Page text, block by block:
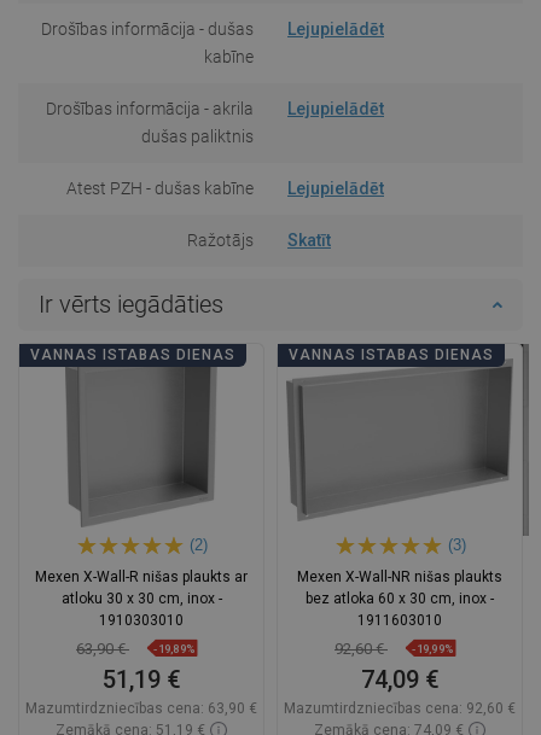
Drošības informācija - dušas
kabīne
Lejupielādēt
Drošības informācija - akrila
dušas paliktnis
Lejupielādēt
Atest PZH - dušas kabīne Lejupielādēt
Ražotājs Skatīt
Ir vērts iegādāties
VANNAS ISTABAS DIENAS
(2)
Mexen X-Wall-R nišas plaukts ar
atloku 30 x 30 cm, inox -
1910303010
63,90 € -19,89%
51,19 €
Mazumtirdzniecības cena: 63,90 €
Zemākā cena: 51,19 €
VANNAS ISTABAS DIENAS
(3)
Mexen X-Wall-NR nišas plaukts
bez atloka 60 x 30 cm, inox -
1911603010
92,60 € -19,99%
74,09 €
Mazumtirdzniecības cena: 92,60 €
Zemākā cena: 74,09 €